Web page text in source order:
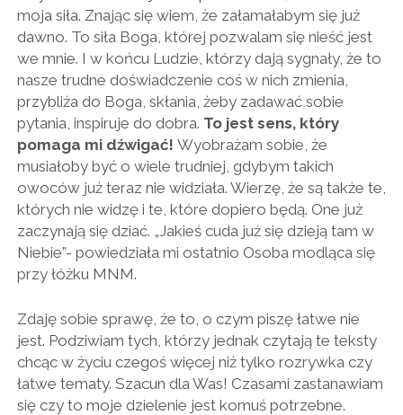
moja siła. Znając się wiem, że załamałabym się już
dawno. To siła Boga, której pozwalam się nieść jest
we mnie. I w końcu Ludzie, którzy dają sygnały, że to
nasze trudne doświadczenie coś w nich zmienia,
przybliża do Boga, skłania, żeby zadawać sobie
pytania, inspiruje do dobra. To jest sens, który
pomaga mi dźwigać! Wyobrażam sobie, że
musiałoby być o wiele trudniej, gdybym takich
owoców już teraz nie widziała. Wierzę, że są także te,
których nie widzę i te, które dopiero będą. One już
zaczynają się dziać. „Jakieś cuda już się dzieją tam w
Niebie”- powiedziała mi ostatnio Osoba modląca się
przy łóżku MNM.
Zdaję sobie sprawę, że to, o czym piszę łatwe nie
jest. Podziwiam tych, którzy jednak czytają te teksty
chcąc w życiu czegoś więcej niż tylko rozrywka czy
łatwe tematy. Szacun dla Was! Czasami zastanawiam
się czy to moje dzielenie jest komuś potrzebne.